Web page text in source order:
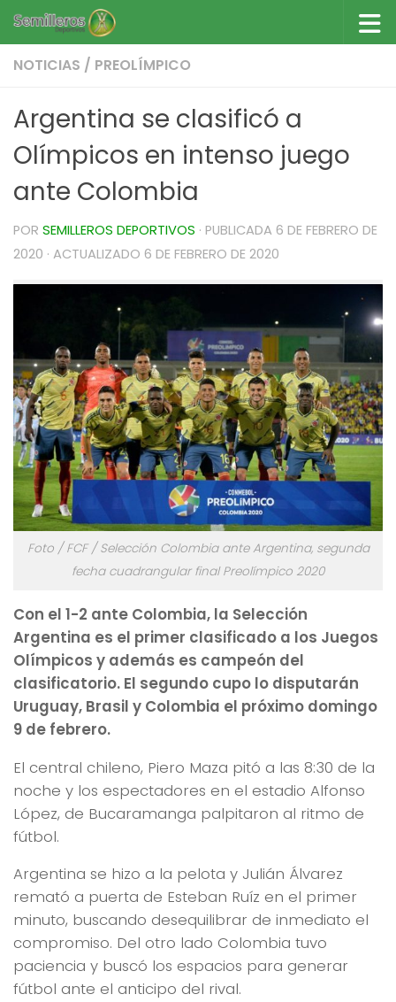
Saltar al contenido
NOTICIAS / PREOLÍMPICO
Argentina se clasificó a
Olímpicos en intenso juego
ante Colombia
POR SEMILLEROS DEPORTIVOS · PUBLICADA 6 DE FEBRERO DE
2020 · ACTUALIZADO 6 DE FEBRERO DE 2020
Foto / FCF / Selección Colombia ante Argentina, segunda
fecha cuadrangular final Preolímpico 2020
Con el 1-2 ante Colombia, la Selección
Argentina es el primer clasificado a los Juegos
Olímpicos y además es campeón del
clasificatorio. El segundo cupo lo disputarán
Uruguay, Brasil y Colombia el próximo domingo
9 de febrero.
El central chileno, Piero Maza pitó a las 8:30 de la
noche y los espectadores en el estadio Alfonso
López, de Bucaramanga palpitaron al ritmo de
fútbol.
Argentina se hizo a la pelota y Julián Álvarez
remató a puerta de Esteban Ruíz en el primer
minuto, buscando desequilibrar de inmediato el
compromiso. Del otro lado Colombia tuvo
paciencia y buscó los espacios para generar
fútbol ante el anticipo del rival.